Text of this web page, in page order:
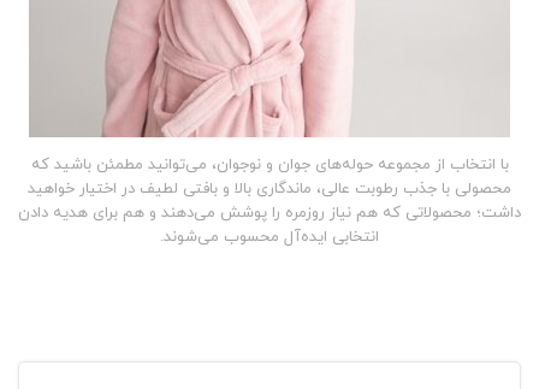
با انتخاب از مجموعه حوله‌های جوان و نوجوان، می‌توانید مطمئن باشید که
محصولی با جذب رطوبت عالی، ماندگاری بالا و بافتی لطیف در اختیار خواهید
داشت؛ محصولاتی که هم نیاز روزمره را پوشش می‌دهند و هم برای هدیه دادن
انتخابی ایده‌آل محسوب می‌شوند.